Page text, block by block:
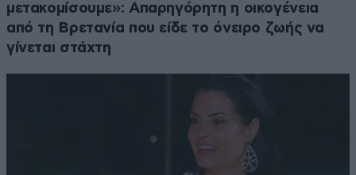
μετακομίσουμε»: Απαρηγόρητη η οικογένεια
από τη Βρετανία που είδε το όνειρο ζωής να
γίνεται στάχτη